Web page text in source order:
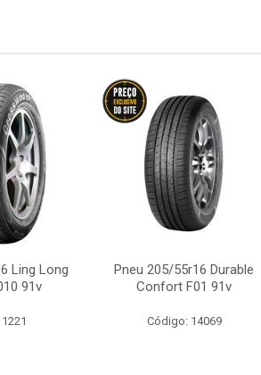
Ling Long
91v
Pneu 205/55r16 Durable
Confort F01 91v
Código: 14069